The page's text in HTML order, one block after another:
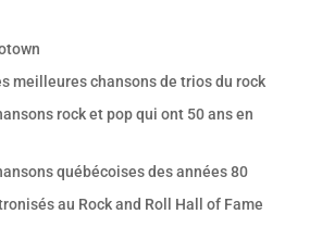
meilleures chansons de trios du rock
rock et pop qui ont 50 ans en
québécoises des années 80
au Rock and Roll Hall of Fame